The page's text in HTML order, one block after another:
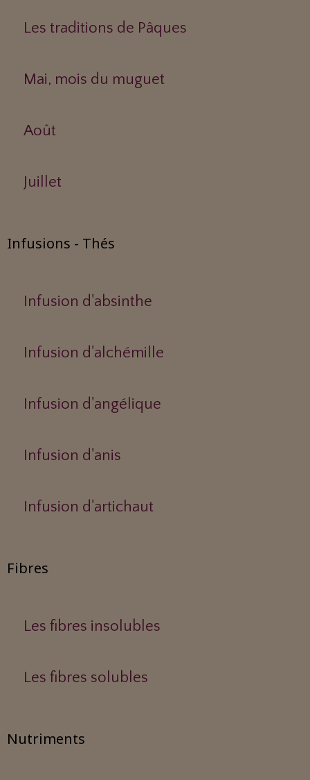
Les traditions de Pâques
Mai, mois du muguet
Août
Juillet
Infusions - Thés
Infusion d'absinthe
Infusion d'alchémille
Infusion d'angélique
Infusion d'anis
Infusion d'artichaut
Fibres
Les fibres insolubles
Les fibres solubles
Nutriments